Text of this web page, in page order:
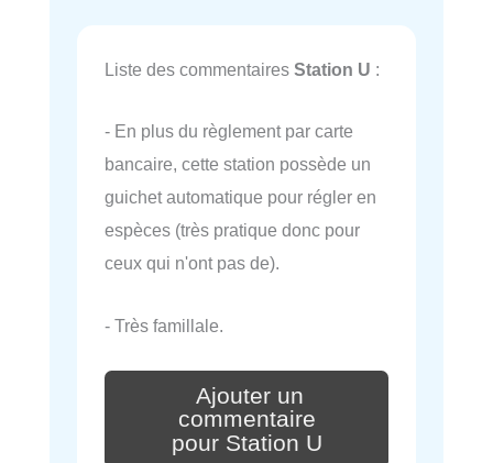
Liste des commentaires Station U :
- En plus du règlement par carte
bancaire, cette station possède un
guichet automatique pour régler en
espèces (très pratique donc pour
ceux qui n'ont pas de).
- Très famillale.
Ajouter un
commentaire
pour Station U